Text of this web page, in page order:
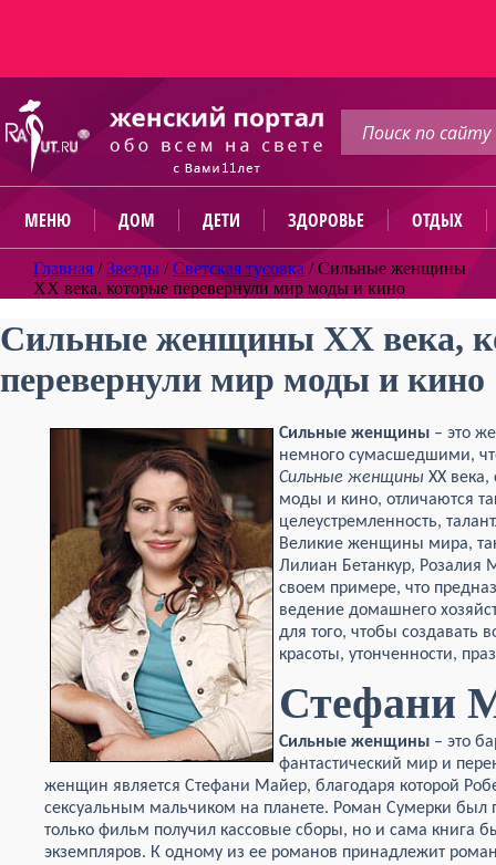
МЕНЮ ДОМ ДЕТИ ЗДОРОВЬЕ ОТДЫХ
Главная /Звезды /Светская тусовка /Сильные женщины
XX века, которые перевернули мир моды и кино
Сильные женщины XX века,
перевернули мир моды и кино
Сильные женщины – это
немного сумасшедшими,
Сильные женщины XX
моды и кино, отличаются
целеустремленность,
Великие женщины мира,
Лилиан Бетанкур, Розалия
своем примере, что
ведение домашнего
для того, чтобы создавать
красоты, утонченности,
Стефани
Сильные женщины – это
фантастический мир и
женщин является Стефани Майер, благодаря которой
сексуальным мальчиком на планете. Роман Сумерки был
только фильм получил кассовые сборы, но и сама книга
экземпляров. К одному из ее романов принадлежит